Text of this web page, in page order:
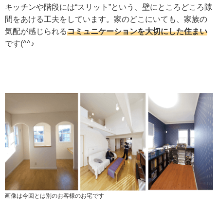
キッチンや階段には“スリット”という、壁にところどころ隙
間をあける工夫をしています。家のどこにいても、家族の
気配が感じられるコミュニケーションを大切にした住まい
です(^^♪
画像は今回とは別のお客様のお宅です